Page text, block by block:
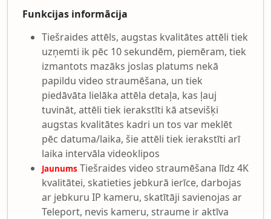
Funkcijas informācija
Tiešraides attēls, augstas kvalitātes attēli tiek
uzņemti ik pēc 10 sekundēm, piemēram, tiek
izmantots mazāks joslas platums nekā
papildu video straumēšana, un tiek
piedāvāta lielāka attēla detaļa, kas ļauj
tuvināt, attēli tiek ierakstīti kā atsevišķi
augstas kvalitātes kadri un tos var meklēt
pēc datuma/laika, šie attēli tiek ierakstīti arī
laika intervāla videoklipos
Jaunums Tiešraides video straumēšana līdz 4K
kvalitātei, skatieties jebkurā ierīce, darbojas
ar jebkuru IP kameru, skatītāji savienojas ar
Teleport, nevis kameru, straume ir aktīva